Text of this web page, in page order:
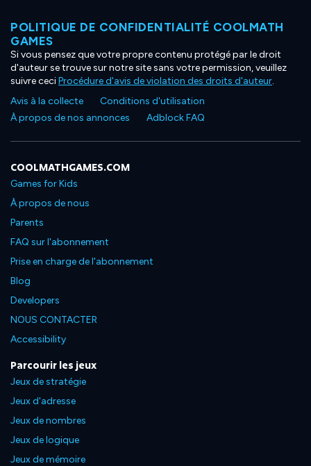
POLITIQUE DE CONFIDENTIALITÉ COOLMATH
GAMES
Si vous pensez que votre propre contenu protégé par le droit
d'auteur se trouve sur notre site sans votre permission, veuillez
suivre ceciProcédure d'avis de violation des droits d'auteur.
Avis à la collecte
Conditions d'utilisation
À propos de nos annonces
Adblock FAQ
COOLMATHGAMES.COM
Games for Kids
À propos de nous
Parents
FAQ sur l'abonnement
Prise en charge de l'abonnement
Blog
Developers
NOUS CONTACTER
Accessibility
Parcourir les jeux
Jeux de stratégie
Jeux d'adresse
Jeux de nombres
Jeux de logique
Jeux de mémoire